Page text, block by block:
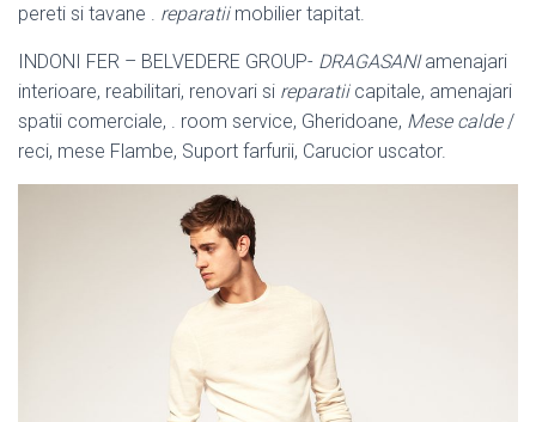
pereti si tavane . reparatiimobilier tapitat.
INDONI FER – BELVEDERE GROUP- DRAGASANIamenajari
interioare, reabilitari, renovari si reparatiicapitale, amenajari
spatii comerciale, . room service, Gheridoane, Mese calde/
reci, mese Flambe, Suport farfurii, Carucior uscator.